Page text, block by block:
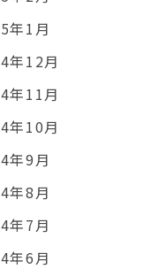
年1月
年12月
年11月
年10月
年9月
年8月
年7月
年6月